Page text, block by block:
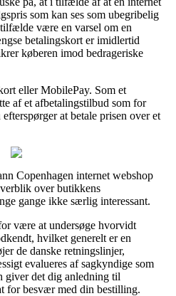
som kan ses som ubegribelig
være en varsel om en
betalingskort er imidlertid
køberen imod bedrageriske
eller MobilePay. Som et
af et afbetalingstilbud som for
at betale prisen over et
Copenhagen internet webshop
over butikkens
gange ikke særlig interessant.
være at undersøge hvorvidt
hvilket generelt er en
de danske retningslinjer,
evalueres af sagkyndige som
giver det dig anledning til
for besvær med din bestilling.